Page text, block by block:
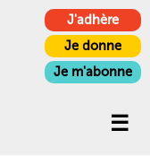
J'adhère
Je donne
Je m'abonne